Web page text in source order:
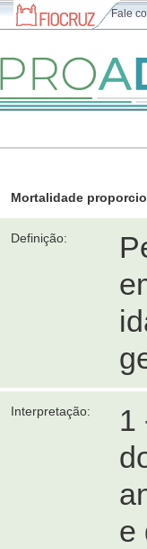
Fale
Mortalidade
Definição:
Interpretação:
1
e